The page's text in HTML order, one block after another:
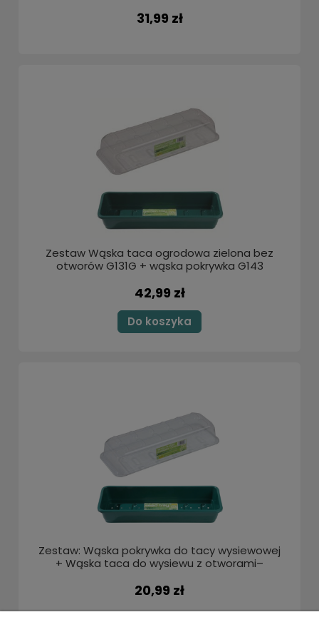
31,99 zł
Zestaw Wąska taca ogrodowa zielona bez
otworów G131G + wąska pokrywka G143
42,99 zł
Do koszyka
Zestaw: Wąska pokrywka do tacy wysiewowej
+ Wąska taca do wysiewu z otworami–
20,99 zł